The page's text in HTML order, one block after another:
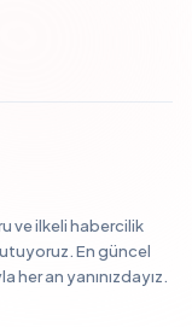
ve ilkeli habercilik
En güncel
her an yanınızdayız.